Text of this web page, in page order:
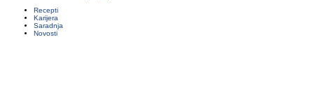
Recepti
Karijera
Saradnja
Novosti